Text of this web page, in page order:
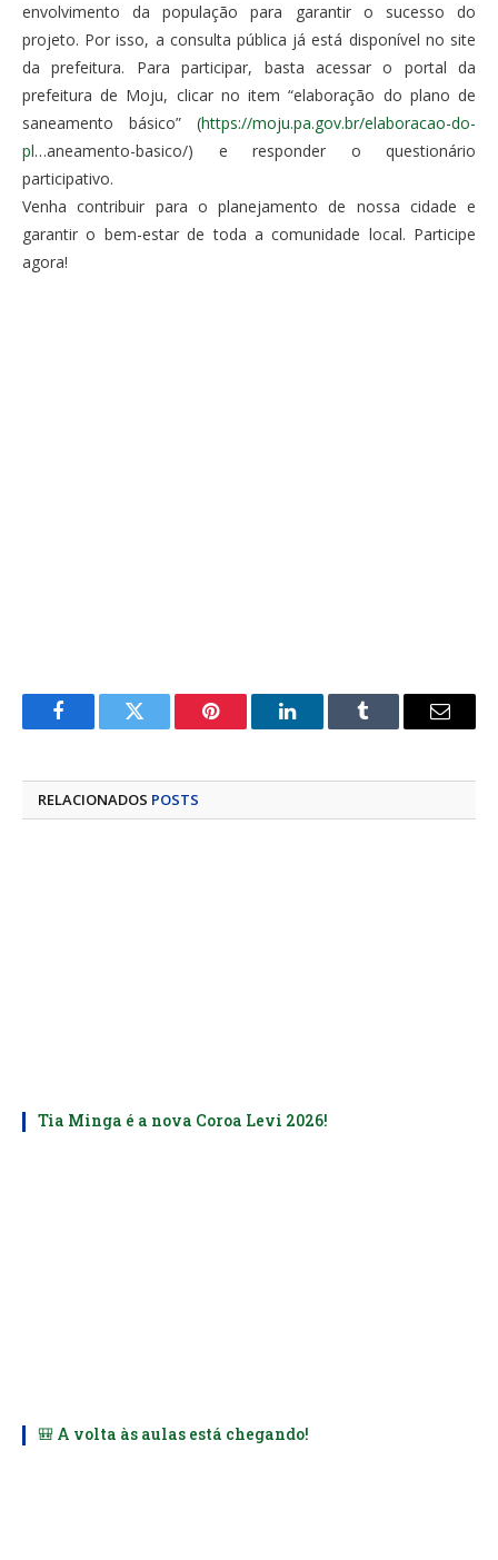
envolvimento da população para garantir o sucesso do
projeto. Por isso, a consulta pública já está disponível no site
da prefeitura. Para participar, basta acessar o portal da
prefeitura de Moju, clicar no item “elaboração do plano de
saneamento básico” (https://moju.pa.gov.br/elaboracao-do-
pl…aneamento-basico/) e responder o questionário
participativo.
Venha contribuir para o planejamento de nossa cidade e
garantir o bem-estar de toda a comunidade local. Participe
agora!
FacebookTwitter Pinterest LinkedInTumblr
E-
RELACIONADOS POSTS
Tia Minga é a nova Coroa Levi 2026!
🎒 A volta às aulas está chegando!